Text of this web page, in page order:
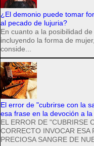
¿El demonio puede tomar
al pecado de lujuria?
En cuanto a la posibilidad
incluyendo la forma de
conside...
El error de "cubrirse con la
esa frase en la devoción a
EL ERROR DE "CUBRIRSE
CORRECTO INVOCAR ESA
PRECIOSA SANGRE DE